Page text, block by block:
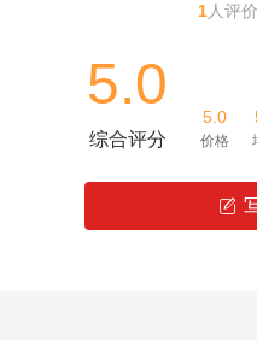
1人评
5.0
综合评分
5.0
价格
